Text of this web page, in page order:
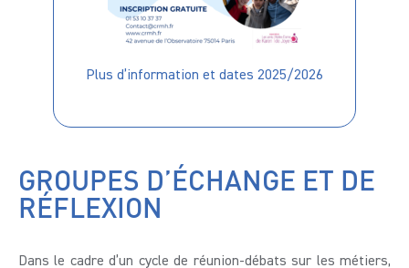
Plus d’information et dates 2025/2026
GROUPES D’ÉCHANGE ET DE
RÉFLEXION
Dans le cadre d’un cycle de réunion-débats sur les métiers,